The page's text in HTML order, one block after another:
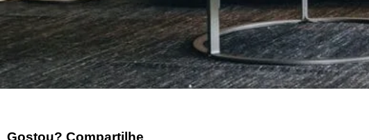
Gostou? Compartilhe